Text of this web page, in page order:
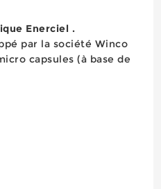
Enerciel .
par la société Winco
capsules (à base de